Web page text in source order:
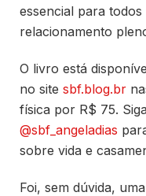
essencial para
relacionamento
O livro está
no site sbf.blog.br
física por R$ 75.
@sbf_angeladias
sobre vida e
Foi, sem dúvida,